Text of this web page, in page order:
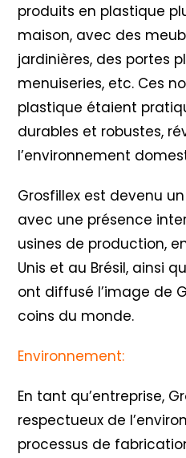
produits en plastique
maison, avec des
jardinières, des portes
menuiseries, etc. Ces
plastique étaient
durables et robustes,
l’environnement
Grosfillex est devenu
avec une présence
usines de production,
Unis et au Brésil, ainsi
ont diffusé l’image de
coins du monde.
Environnement:
En tant qu’entreprise,
respectueux de
processus de